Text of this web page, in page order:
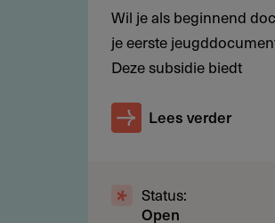
Wil je als beginnend
je eerste
Deze subsidie biedt
Lees verder
Status:
Open